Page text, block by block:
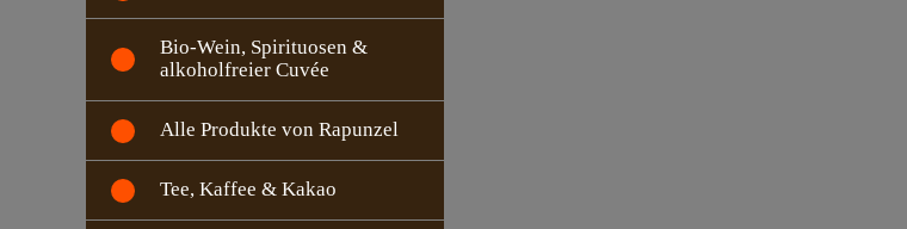
Bio-Wein, Spirituosen &
alkoholfreier Cuvée
Alle Produkte von Rapunzel
Tee, Kaffee & Kakao